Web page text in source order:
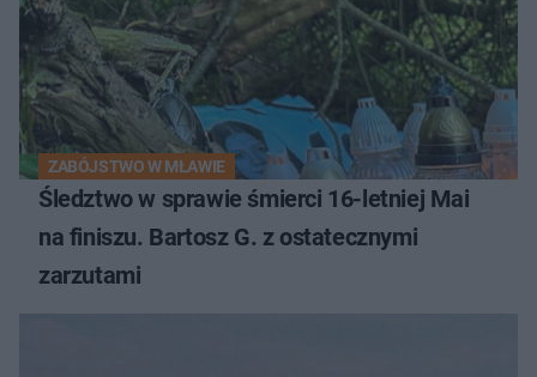
ZABÓJSTWO W MŁAWIE
Śledztwo w sprawie śmierci 16-letniej Mai
na finiszu. Bartosz G. z ostatecznymi
zarzutami